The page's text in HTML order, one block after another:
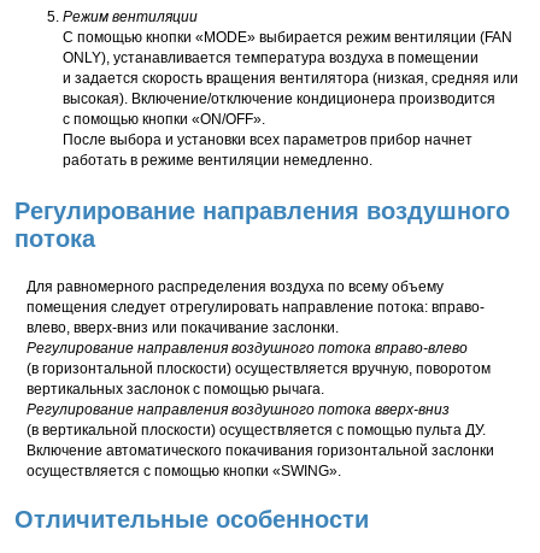
Режим вентиляции
С помощью кнопки «MODE» выбирается режим вентиляции (FAN
ONLY), устанавливается температура воздуха в помещении
и задается скорость вращения вентилятора (низкая, средняя или
высокая). Включение/отключение кондиционера производится
с помощью кнопки «ON/OFF».
После выбора и установки всех параметров прибор начнет
работать в режиме вентиляции немедленно.
Регулирование направления воздушного
потока
Для равномерного распределения воздуха по всему объему
помещения следует отрегулировать направление потока: вправо-
влево, вверх-вниз или покачивание заслонки.
Регулирование направления воздушного потока вправо-влево
(в горизонтальной плоскости) осуществляется вручную, поворотом
вертикальных заслонок с помощью рычага.
Регулирование направления воздушного потока вверх-вниз
(в вертикальной плоскости) осуществляется с помощью пульта ДУ.
Включение автоматического покачивания горизонтальной заслонки
осуществляется с помощью кнопки «SWING».
Отличительные особенности